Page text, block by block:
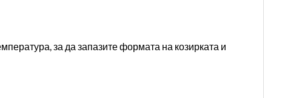
за да запазите формата на козирката и